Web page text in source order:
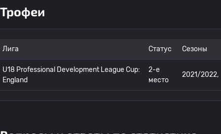
Трофеи
Лига Статус Сезоны
U18 Professional Development League Cup:
England
2-е
место
2021/2022,